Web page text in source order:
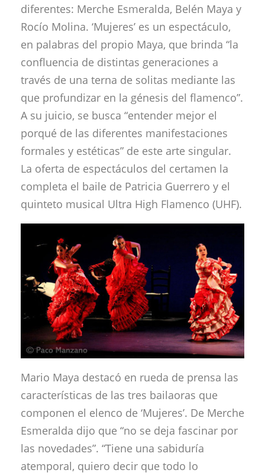
diferentes: Merche Esmeralda, Belén Maya y
Rocío Molina. ‘Mujeres’ es un espectáculo,
en palabras del propio Maya, que brinda “la
confluencia de distintas generaciones a
través de una terna de solitas mediante las
que profundizar en la génesis del flamenco”.
A su juicio, se busca “entender mejor el
porqué de las diferentes manifestaciones
formales y estéticas” de este arte singular.
La oferta de espectáculos del certamen la
completa el baile de Patricia Guerrero y el
quinteto musical Ultra High Flamenco (UHF).
Mario Maya destacó en rueda de prensa las
características de las tres bailaoras que
componen el elenco de ‘Mujeres’. De Merche
Esmeralda dijo que “no se deja fascinar por
las novedades”. “Tiene una sabiduría
atemporal, quiero decir que todo lo